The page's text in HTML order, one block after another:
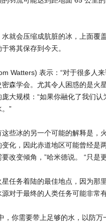
就会压缩成肮脏的冰，上面覆
将其保存到今天。
Watters) 表示：“对于很多人
森学会。尤其令人困惑的是火
大规模：“如果你融化了我们
”
些冰的另一个可能的解释是，
化，因此赤道地区可能曾经是
改变倾角，”哈米德说。 “只是
任务着陆的最佳地点，因为那
对于最终​​的人类任务可能非常
，你需要带上足够的水，以防